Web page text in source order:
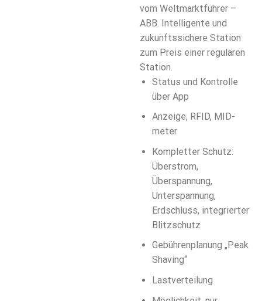
vom Weltmarktführer –
ABB. Intelligente und
zukunftssichere Station
zum Preis einer regulären
Station.
Status und Kontrolle
über App
Anzeige, RFID, MID-
meter
Kompletter Schutz:
Überstrom,
Überspannung,
Unterspannung,
Erdschluss, integrierter
Blitzschutz
Gebührenplanung „Peak
Shaving“
Lastverteilung